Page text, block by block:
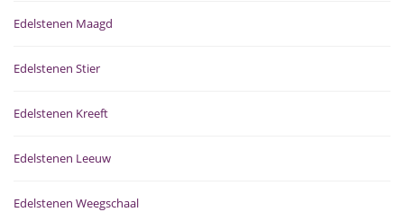
Edelstenen Maagd
Edelstenen Stier
Edelstenen Kreeft
Edelstenen Leeuw
Edelstenen Weegschaal